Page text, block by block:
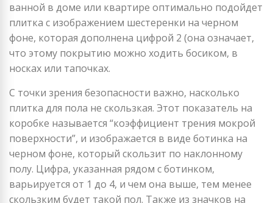
ванной в доме или квартире оптимально подойдет
плитка с изображением шестеренки на черном
фоне, которая дополнена цифрой 2 (она означает,
что этому покрытию можно ходить босиком, в
носках или тапочках.
С точки зрения безопасности важно, насколько
плитка для пола не скользкая. Этот показатель на
коробке называется “коэффициент трения мокрой
поверхности”, и изображается в виде ботинка на
черном фоне, который скользит по наклонному
полу. Цифра, указанная рядом с ботинком,
варьируется от 1 до 4, и чем она выше, тем менее
скользким будет такой пол. Также из значков на